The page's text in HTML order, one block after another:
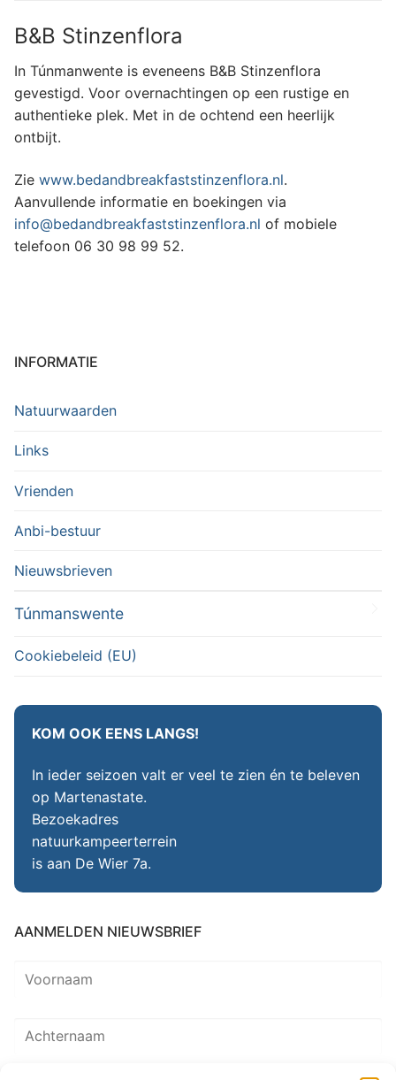
B&B Stinzenflora
In Túnmanwente is eveneens B&B Stinzenflora
gevestigd. Voor overnachtingen op een rustige en
authentieke plek. Met in de ochtend een heerlijk
ontbijt.
Zie www.bedandbreakfaststinzenflora.nl.
Aanvullende informatie en boekingen via
info@bedandbreakfaststinzenflora.nl of mobiele
telefoon 06 30 98 99 52.
INFORMATIE
Natuurwaarden
Links
Vrienden
Anbi-bestuur
Nieuwsbrieven
Túnmanswente
Cookiebeleid (EU)
KOM OOK EENS LANGS!
In ieder seizoen valt er veel te zien én te beleven
op Martenastate.
Bezoekadres
natuurkampeerterrein
is aan De Wier 7a.
AANMELDEN NIEUWSBRIEF